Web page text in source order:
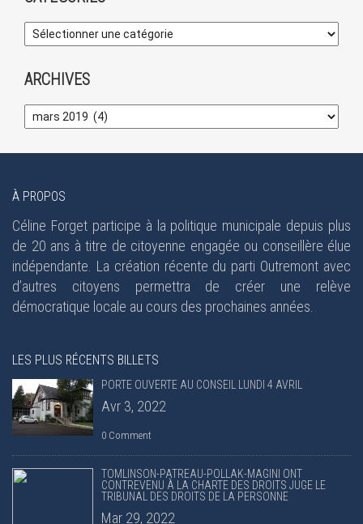
ARCHIVES
À PROPOS
Céline Forget participe à la politique municipale depuis plus
de 20 ans à titre de citoyenne engagée ou conseillère élue
indépendante. La création récente du parti Outremont avec
d’autres citoyens permettra de créer une relève
démocratique locale au cours des prochaines années.
LES PLUS RÉCENTS BILLETS
PORTE OUVERTE AU CONSEIL LUNDI 4 AVRIL
Avr 3, 2022
0 Comment
TOMLINSON-PATREAU-POLLAK-MAGINI ONT
CONTREVENU À LA CHARTE DES DROITS JUGE LE
TRIBUNAL DES DROITS DE LA PERSONNE
Mar 29, 2022